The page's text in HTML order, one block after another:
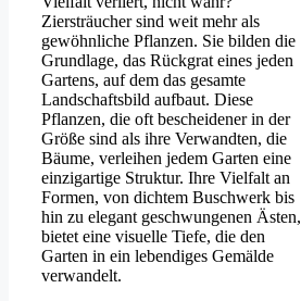
Ziersträucher sind weit mehr als
gewöhnliche Pflanzen. Sie bilden die
Grundlage, das Rückgrat eines jeden
Gartens, auf dem das gesamte
Landschaftsbild aufbaut. Diese
Pflanzen, die oft bescheidener in der
Größe sind als ihre Verwandten, die
Bäume, verleihen jedem Garten eine
einzigartige Struktur. Ihre Vielfalt an
Formen, von dichtem Buschwerk bis
hin zu elegant geschwungenen Ästen,
bietet eine visuelle Tiefe, die den
Garten in ein lebendiges Gemälde
verwandelt.